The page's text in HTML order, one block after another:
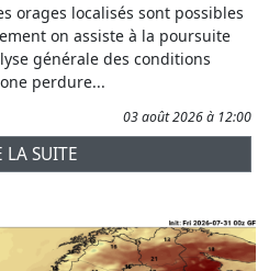
orages localisés sont possibles
on assiste à la poursuite
générale des conditions
perdure...
03 août 2026 à 12:00
LA SUITE